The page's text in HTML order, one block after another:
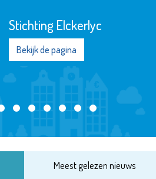
Stichting Elckerlyc
Bekijk de pagina
Meest gelezen nieuws